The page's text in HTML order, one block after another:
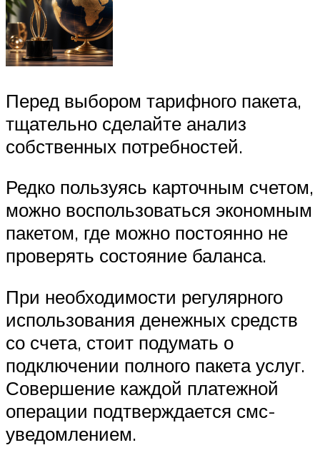
Перед выбором тарифного пакета,
тщательно сделайте анализ
собственных потребностей.
Редко пользуясь карточным счетом,
можно воспользоваться экономным
пакетом, где можно постоянно не
проверять состояние баланса.
При необходимости регулярного
использования денежных средств
со счета, стоит подумать о
подключении полного пакета услуг.
Совершение каждой платежной
операции подтверждается смс-
уведомлением.